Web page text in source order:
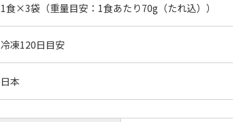
1食×3袋（重量目安：1食あたり70g（たれ込））
冷凍120日目安
日本